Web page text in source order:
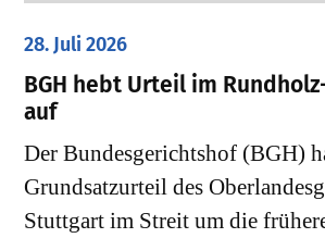
28. Juli 2026
​BGH hebt Urteil im
auf
Der Bundesgerichtshof (BGH)
Grundsatzurteil des
Stuttgart im Streit um die